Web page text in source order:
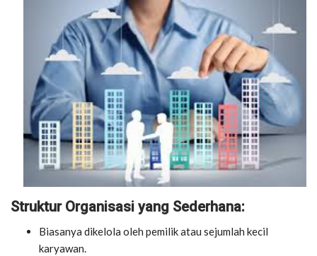
Struktur Organisasi yang Sederhana:
Biasanya dikelola oleh pemilik atau sejumlah kecil
karyawan.